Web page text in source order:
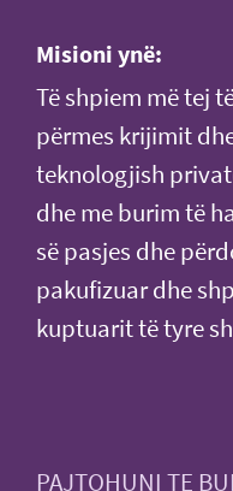
Misioni ynë:
Të shpiem më tej
përmes krijimit
teknologjish
dhe me burim të
së pasjes dhe
pakufizuar dhe
kuptuarit të tyre
PAJTOHUNI TE